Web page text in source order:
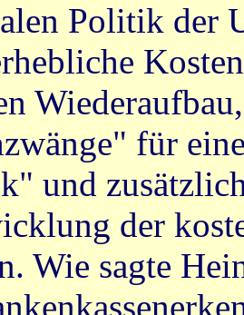
Politik der
für
und
der
Wie sagte